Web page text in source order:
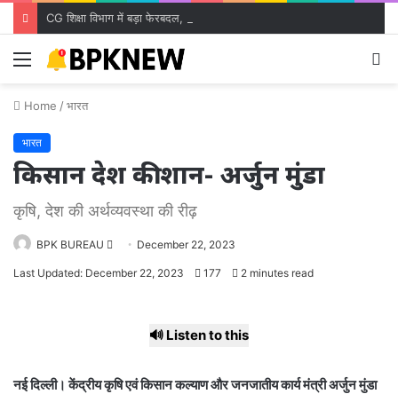
Menu
Home /भारत
भारत
किसान देश की शान- अर्जुन मुंडा
कृषि, देश की अर्थव्यवस्था की रीढ़
BPK BUREAU
Send December 22, 2023
Last Updated: December 22, 2023 177 2 minutes read
🔊 Listen to this
नई दिल्ली। केंद्रीय कृषि एवं किसान कल्याण और जनजातीय कार्य मंत्री अर्जुन मुंडा